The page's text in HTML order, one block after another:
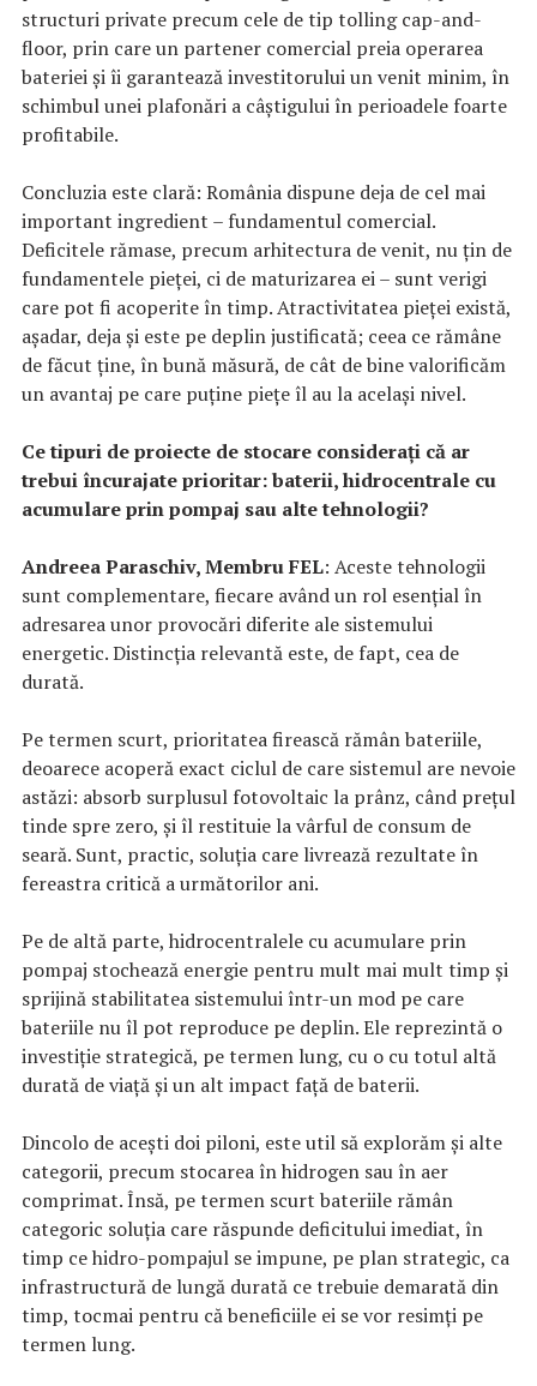
structuri private precum cele de tip tolling cap-and-
floor, prin care un partener comercial preia operarea
bateriei și îi garantează investitorului un venit minim, în
schimbul unei plafonări a câștigului în perioadele foarte
profitabile.
Concluzia este clară: România dispune deja de cel mai
important ingredient – fundamentul comercial.
Deficitele rămase, precum arhitectura de venit, nu țin de
fundamentele pieței, ci de maturizarea ei – sunt verigi
care pot fi acoperite în timp. Atractivitatea pieței există,
așadar, deja și este pe deplin justificată; ceea ce rămâne
de făcut ține, în bună măsură, de cât de bine valorificăm
un avantaj pe care puține piețe îl au la același nivel.
Ce tipuri de proiecte de stocare considerați că ar
trebui încurajate prioritar: baterii, hidrocentrale cu
acumulare prin pompaj sau alte tehnologii?
Andreea Paraschiv, Membru FEL: Aceste tehnologii
sunt complementare, fiecare având un rol esențial în
adresarea unor provocări diferite ale sistemului
energetic. Distincția relevantă este, de fapt, cea de
durată.
Pe termen scurt, prioritatea firească rămân bateriile,
deoarece acoperă exact ciclul de care sistemul are nevoie
astăzi: absorb surplusul fotovoltaic la prânz, când prețul
tinde spre zero, și îl restituie la vârful de consum de
seară. Sunt, practic, soluția care livrează rezultate în
fereastra critică a următorilor ani.
Pe de altă parte, hidrocentralele cu acumulare prin
pompaj stochează energie pentru mult mai mult timp și
sprijină stabilitatea sistemului într-un mod pe care
bateriile nu îl pot reproduce pe deplin. Ele reprezintă o
investiție strategică, pe termen lung, cu o cu totul altă
durată de viață și un alt impact față de baterii.
Dincolo de acești doi piloni, este util să explorăm și alte
categorii, precum stocarea în hidrogen sau în aer
comprimat. Însă, pe termen scurt bateriile rămân
categoric soluția care răspunde deficitului imediat, în
timp ce hidro-pompajul se impune, pe plan strategic, ca
infrastructură de lungă durată ce trebuie demarată din
timp, tocmai pentru că beneficiile ei se vor resimți pe
termen lung.